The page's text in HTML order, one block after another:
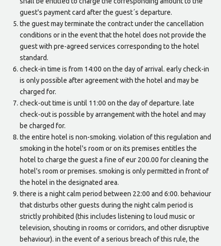
guest's payment card after the guest´s departure.
the guest may terminate the contract under the cancellation
conditions or in the event that the hotel does not provide the
guest with pre-agreed services corresponding to the hotel
standard.
check-in time is from 14:00 on the day of arrival. early check-in
is only possible after agreement with the hotel and may be
charged for.
check-out time is until 11:00 on the day of departure. late
check-out is possible by arrangement with the hotel and may
be charged for.
the entire hotel is non-smoking. violation of this regulation and
smoking in the hotel's room or on its premises entitles the
hotel to charge the guest a fine of eur 200.00 for cleaning the
hotel's room or premises. smoking is only permitted in front of
the hotel in the designated area.
there is a night calm period between 22:00 and 6:00. behaviour
that disturbs other guests during the night calm period is
strictly prohibited (this includes listening to loud music or
television, shouting in rooms or corridors, and other disruptive
behaviour). in the event of a serious breach of this rule, the